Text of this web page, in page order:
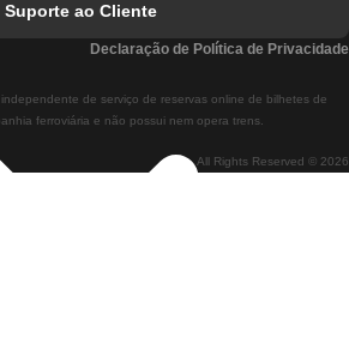
De Lisboa A Braga
De Braga A Lisboa All Rights Reserved © 2026
de serviço de reservas online de bilhetes de
ferroviária e não possui nem opera trens.
Suporte ao Cliente
Declaração de Política de Privacidade